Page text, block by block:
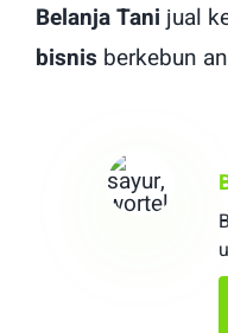
Belanja Tani jual
bisnis berkebun